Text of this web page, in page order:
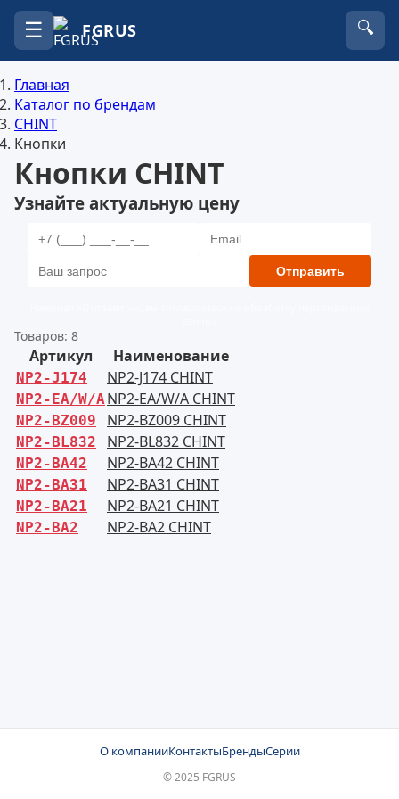
☰ FGRUS 🔍
Главная
Каталог по брендам
CHINT
Кнопки
Кнопки CHINT
Узнайте актуальную цену
Отправить
Товаров: 8
Артикул Наименование
NP2-J174 NP2-J174 CHINT
NP2-EA/W/ANP2-EA/W/A CHINT
NP2-BZ009 NP2-BZ009 CHINT
NP2-BL832 NP2-BL832 CHINT
NP2-BA42 NP2-BA42 CHINT
NP2-BA31 NP2-BA31 CHINT
NP2-BA21 NP2-BA21 CHINT
NP2-BA2 NP2-BA2 CHINT
О компанииКонтактыБрендыСерии
© 2025 FGRUS